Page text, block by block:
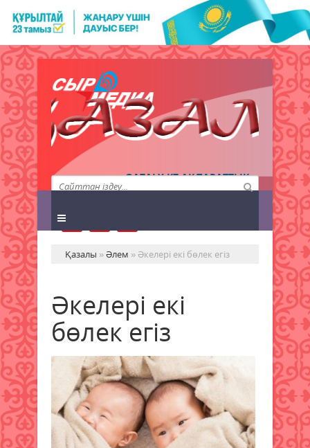
QAZALY.KZ АҚПАРАТТЫҚ
АГЕНТТІГІ
Қазалы »Әлем » Әкелері екі бөлек егіз
Әкелері екі
бөлек егіз